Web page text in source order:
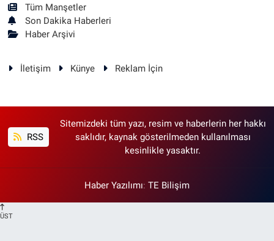
Tüm Manşetler
Son Dakika Haberleri
Haber Arşivi
İletişim Künye Reklam İçin
RSS
Sitemizdeki tüm yazı, resim ve haberlerin her hakkı
saklıdır, kaynak gösterilmeden kullanılması
kesinlikle yasaktır.
Haber Yazılımı: TE Bilişim
ÜST